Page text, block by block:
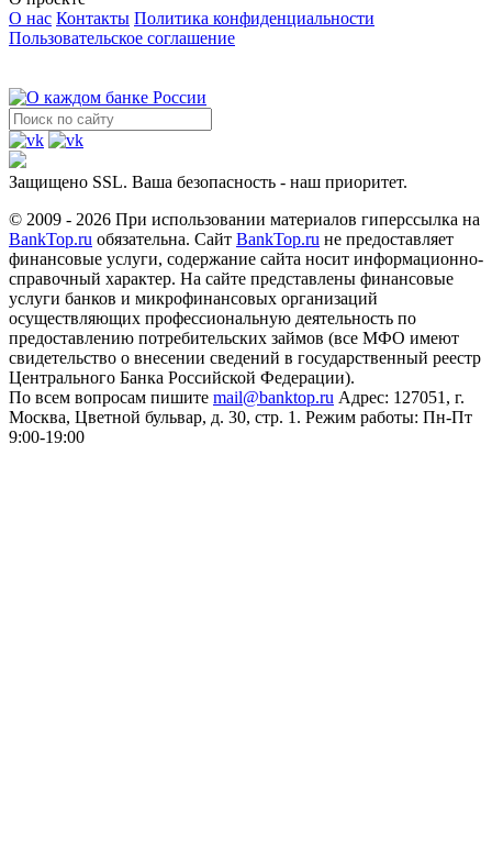
О нас Контакты Политика конфиденциальности
Пользовательское соглашение
Защищено SSL. Ваша безопасность - наш приоритет.
© 2009 - 2026 При использовании материалов гиперссылка на
BankTop.ru обязательна. Сайт BankTop.ru не предоставляет
финансовые услуги, содержание сайта носит информационно-
справочный характер. На сайте представлены финансовые
услуги банков и микрофинансовых организаций
осуществляющих профессиональную деятельность по
предоставлению потребительских займов (все МФО имеют
свидетельство о внесении сведений в государственный реестр
Центрального Банка Российской Федерации).
По всем вопросам пишите mail@banktop.ru Адрес: 127051, г.
Москва, Цветной бульвар, д. 30, стр. 1. Режим работы: Пн-Пт
9:00-19:00